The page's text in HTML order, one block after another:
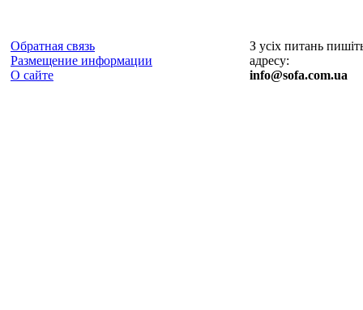
Обратная связь
Размещение информации
О сайте
З усіх питань
адресу:
info@sofa.com.ua